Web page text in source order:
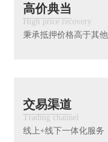
高价典当
High price recovery
秉承抵押价格高于其
交易渠道
Trading channel
线上+线下一体化服务